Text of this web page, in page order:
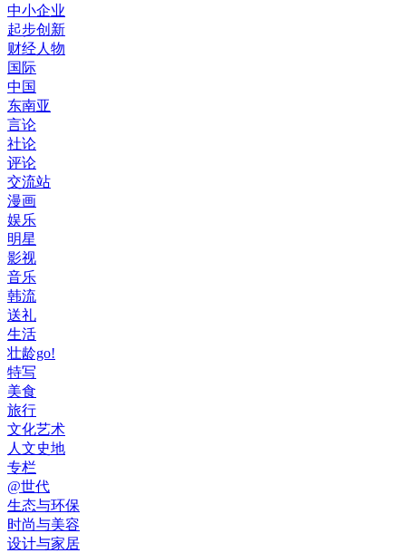
中小企业
起步创新
财经人物
国际
中国
东南亚
言论
社论
评论
交流站
漫画
娱乐
明星
影视
音乐
韩流
送礼
生活
壮龄go!
特写
美食
旅行
文化艺术
人文史地
专栏
@世代
生态与环保
时尚与美容
设计与家居